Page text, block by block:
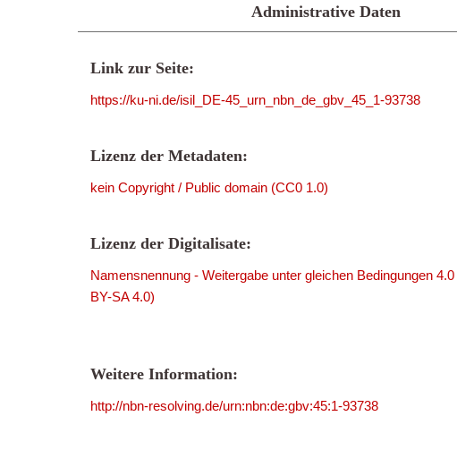
Administrative Daten
Link zur Seite:
https://ku-ni.de/isil_DE-45_urn_nbn_de_gbv_45_1-93738
Lizenz der Metadaten:
kein Copyright / Public domain (CC0 1.0)
Lizenz der Digitalisate:
Namensnennung - Weitergabe unter gleichen Bedingungen
BY-SA 4.0)
Weitere Information:
http://nbn-resolving.de/urn:nbn:de:gbv:45:1-93738